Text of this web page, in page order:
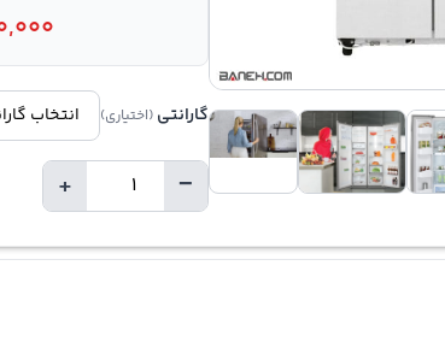
گارانتی (اختیاری)
−
تعداد +